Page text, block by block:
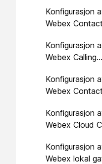
Konfigurasjon
Webex Contact
plasseringer
Konfigurasjon
Webex Calling
(hvis aktuelt)
Konfigurasjon
Webex Contact
Konfigurasjon
Webex Cloud
Konfigurasjon
Webex lokal